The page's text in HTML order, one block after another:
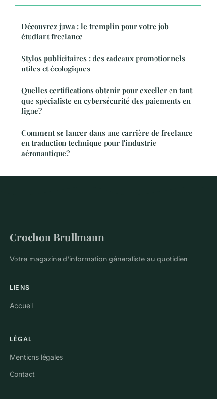
Découvrez juwa : le tremplin pour votre job
étudiant freelance
Stylos publicitaires : des cadeaux promotionnels
utiles et écologiques
Quelles certifications obtenir pour exceller en tant
que spécialiste en cybersécurité des paiements en
ligne?
Comment se lancer dans une carrière de freelance
en traduction technique pour l'industrie
aéronautique?
Crochon Brullmann
Votre magazine d'information généraliste au quotidien
LIENS
Accueil
LÉGAL
Mentions légales
Contact